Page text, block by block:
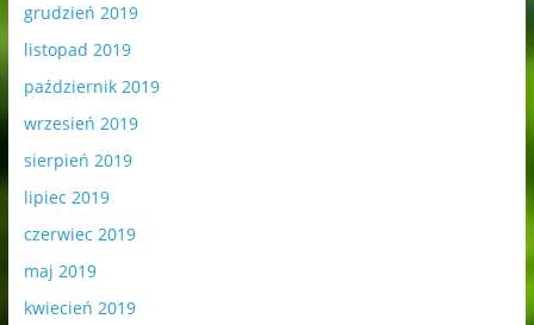
grudzień 2019
listopad 2019
październik 2019
wrzesień 2019
sierpień 2019
lipiec 2019
czerwiec 2019
maj 2019
kwiecień 2019